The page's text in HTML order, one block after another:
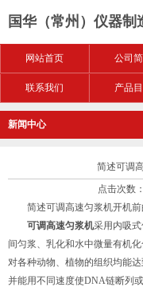
国华（常州）仪器制
网站首页 公司
联系我们 产品
新闻中心
简述可调
点击次数
简述可调高速匀浆机开机前
可调高速匀浆机采用内吸
间匀浆、乳化和水中微量有机
对各种动物、植物的组织均能
并能用不同速度使DNA链断列